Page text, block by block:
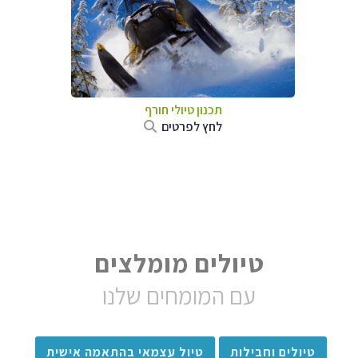
תכנון טיולי חורף
לחץ לפרטים
טיולים מומלצים
עם המומחים שלנו
טיולים וחבילות טיול עצמאי בהתאמה אישית